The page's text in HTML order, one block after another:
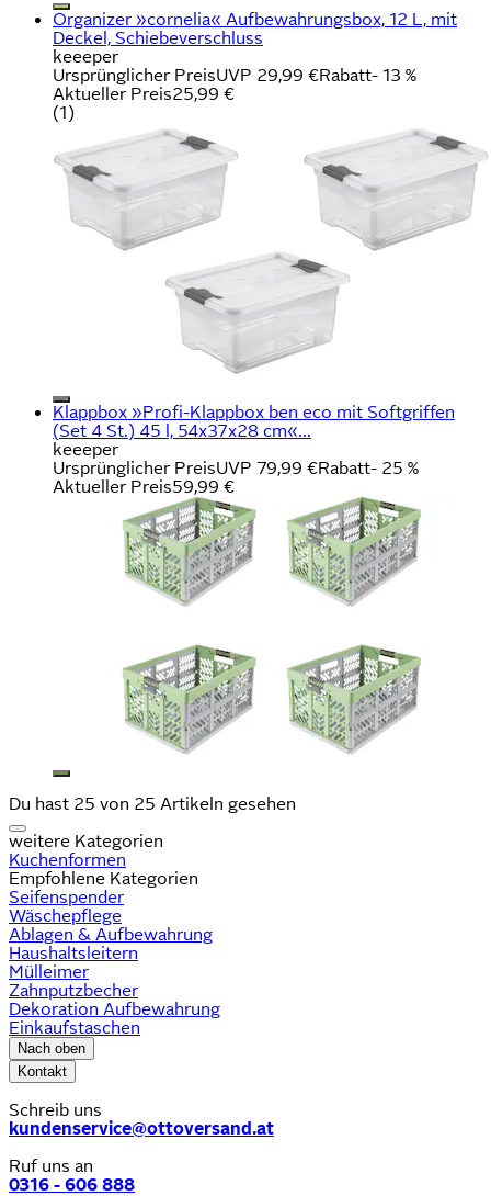
Organizer »cornelia« Aufbewahrungsbox, 12 L, mit
Deckel, Schiebeverschluss
keeeper
Ursprünglicher PreisUVP 29,99 €Rabatt- 13 %
Aktueller Preis25,99 €
(1)
Klappbox »Profi-Klappbox ben eco mit Softgriffen
(Set 4 St.) 45 l, 54x37x28 cm«...
keeeper
Ursprünglicher PreisUVP 79,99 €Rabatt- 25 %
Aktueller Preis59,99 €
Du hast 25 von 25 Artikeln gesehen
weitere Kategorien
Kuchenformen
Empfohlene Kategorien
Seifenspender
Wäschepflege
Ablagen & Aufbewahrung
Haushaltsleitern
Mülleimer
Zahnputzbecher
Dekoration Aufbewahrung
Einkaufstaschen
Nach oben
Kontakt
Schreib uns
kundenservice@ottoversand.at
Ruf uns an
0316 - 606 888